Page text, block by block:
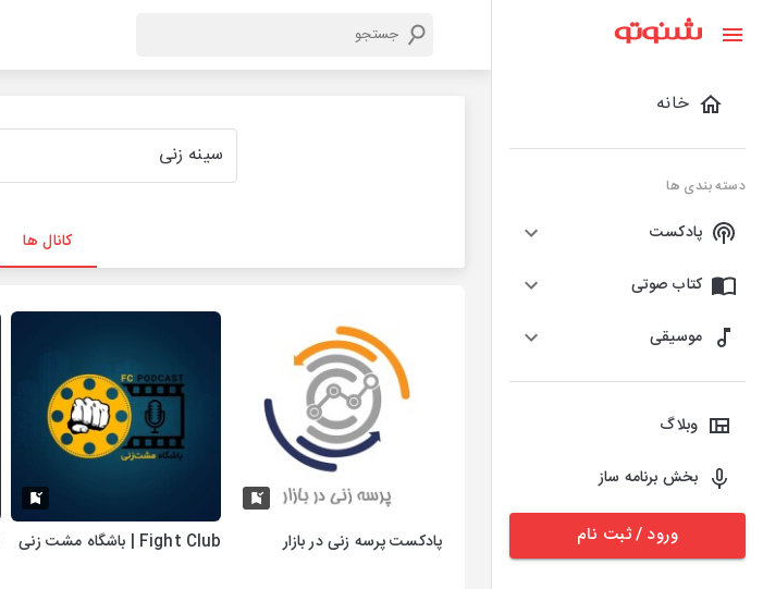
خانه
دسته بندی ها
پادکست
کتاب صوتی
موسیقی
وبلاگ
بخش برنامه ساز
ورود / ثبت نام
کانال ها
پادکست پرسه زنی در بازار Fight Club | باشگاه مشت زنی